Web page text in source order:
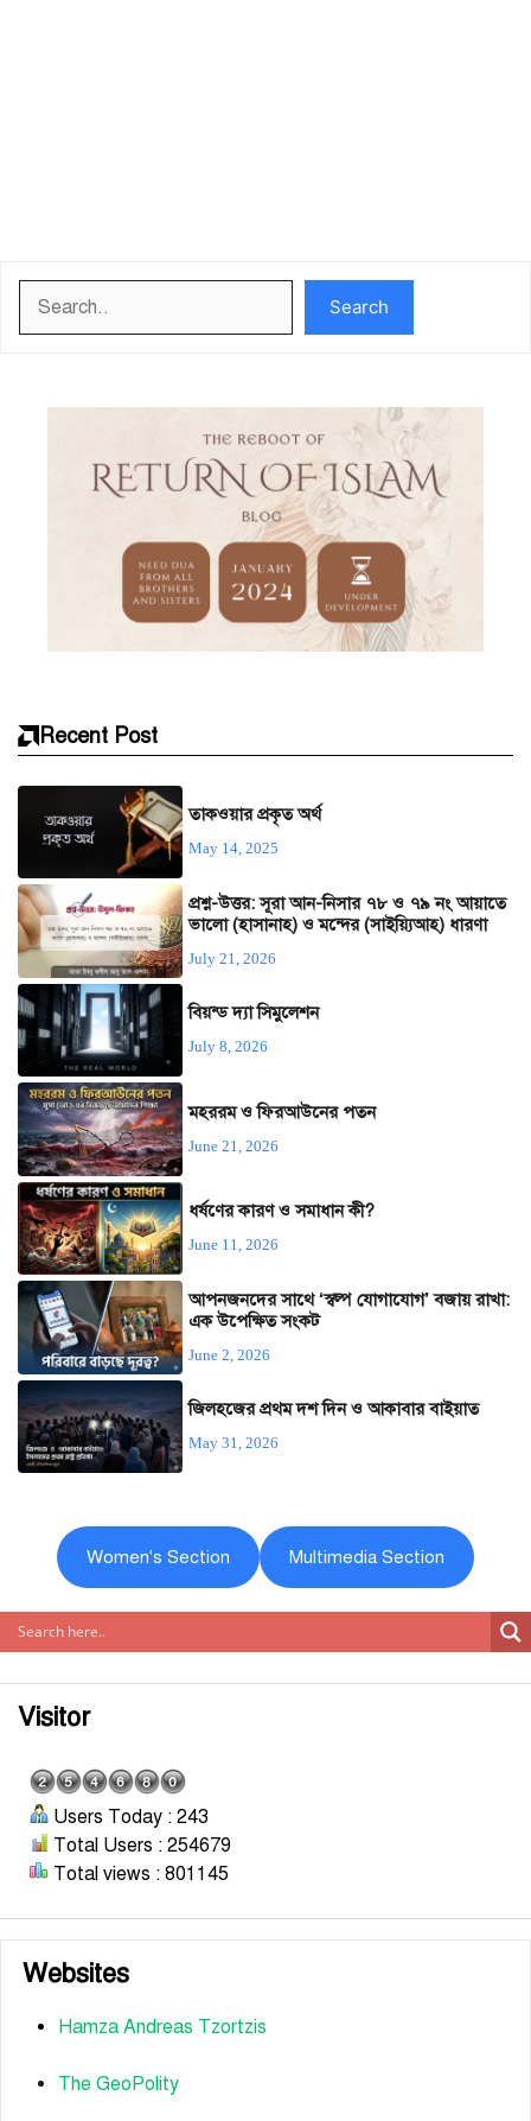
Search
Recent Post
তাকওয়ার প্রকৃত অর্থ
May 14, 2025
প্রশ্ন-উত্তর: সূরা আন-নিসার ৭৮ ও ৭৯ নং আয়াতে
ভালো (হাসানাহ) ও মন্দের (সাইয়্যিআহ) ধারণা
July 21, 2026
বিয়ন্ড দ্যা সিমুলেশন
July 8, 2026
মহররম ও ফিরআউনের পতন
June 21, 2026
ধর্ষণের কারণ ও সমাধান কী?
June 11, 2026
আপনজনদের সাথে ‘স্বল্প যোগাযোগ’ বজায় রাখা:
এক উপেক্ষিত সংকট
June 2, 2026
জিলহজের প্রথম দশ দিন ও আকাবার বাইয়াত
May 31, 2026
Women's Section Multimedia Section
Visitor
Users Today : 243
Total Users : 254679
Total views : 801145
Websites
Hamza Andreas Tzortzis
The GeoPolity